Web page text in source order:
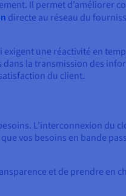
Il permet d’améliorer
directe au réseau du
une réactivité en
la transmission des
du client.
L’interconnexion du
vos besoins en bande
et de prendre en